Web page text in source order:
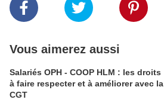
Vous aimerez aussi
Salariés OPH - COOP HLM : les droits
à faire respecter et à améliorer avec la
CGT